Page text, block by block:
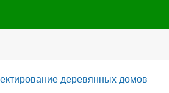
деревянных домов